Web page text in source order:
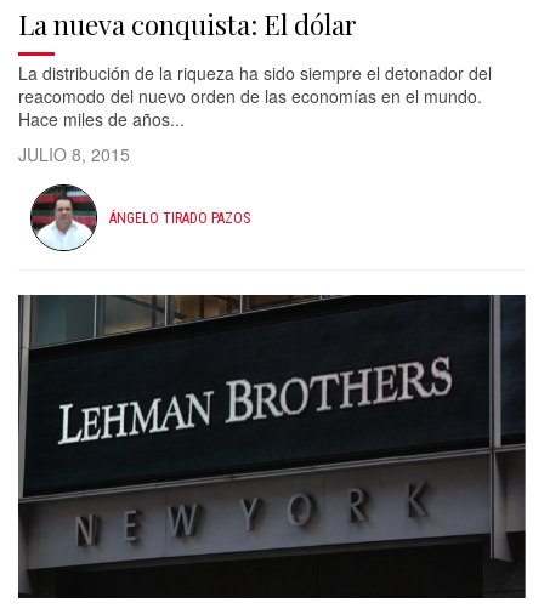
La nueva conquista: El dólar
La distribución de la riqueza ha sido siempre el detonador del
reacomodo del nuevo orden de las economías en el mundo.
Hace miles de años...
JULIO 8, 2015
ÁNGELO TIRADO PAZOS